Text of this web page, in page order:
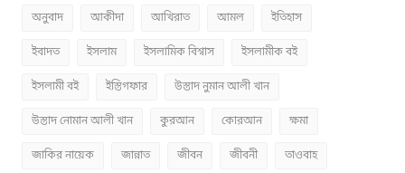
অনুবাদ আকীদা আখিরাত আমল ইতিহাস
ইবাদত ইসলাম ইসলামিক বিশ্বাস ইসলামীক বই
ইসলামী বই ইস্তিগফার উস্তাদ নুমান আলী খান
উস্তাদ নোমান আলী খান কুরআন কোরআন ক্ষমা
জাকির নায়েক জান্নাত জীবন জীবনী তাওবাহ